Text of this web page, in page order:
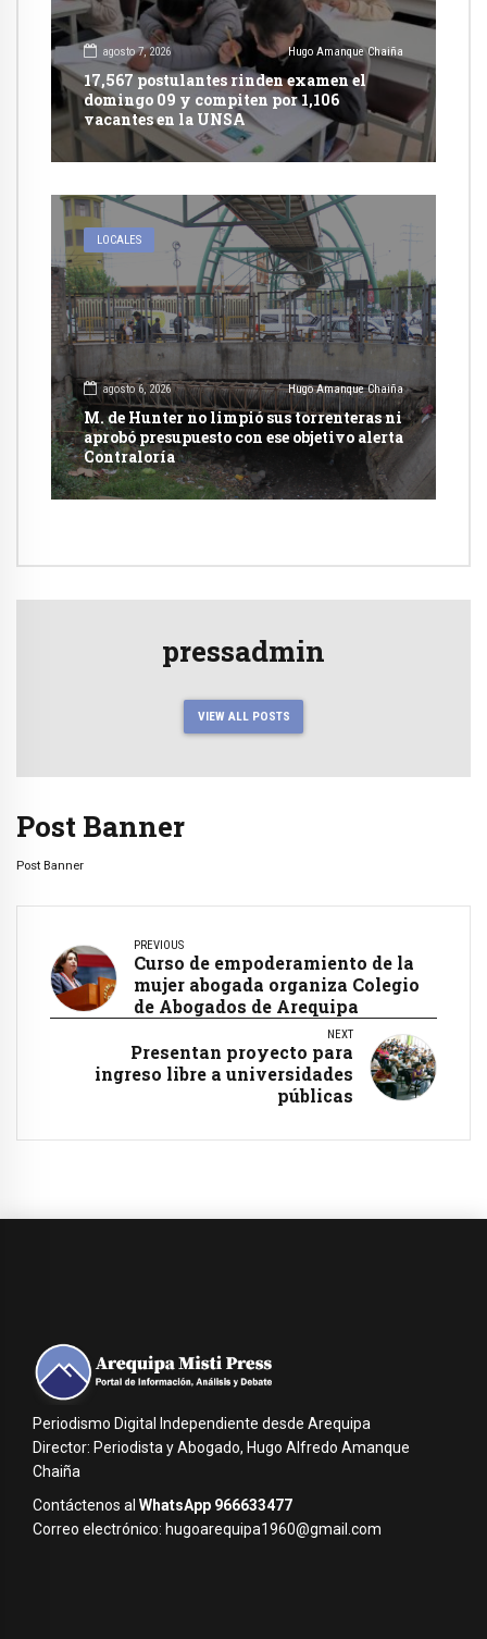
agosto 7, 2026 Hugo Amanque Chaiña
17,567 postulantes rinden examen el
domingo 09 y compiten por 1,106
vacantes en la UNSA
LOCALES
agosto 6, 2026 Hugo Amanque Chaiña
M. de Hunter no limpió sus torrenteras ni
aprobó presupuesto con ese objetivo alerta
Contraloría
pressadmin
VIEW ALL POSTS
Post Banner
Post Banner
PREVIOUS
Curso de empoderamiento de la
mujer abogada organiza Colegio
de Abogados de Arequipa
NEXT
Presentan proyecto para
ingreso libre a universidades
públicas
Periodismo Digital Independiente desde Arequipa
Director: Periodista y Abogado, Hugo Alfredo Amanque
Chaiña
Contáctenos al WhatsApp 966633477
Correo electrónico: hugoarequipa1960@gmail.com